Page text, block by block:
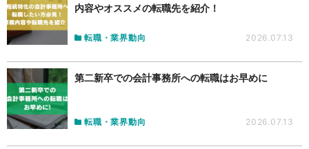
内容やオススメの転職先を紹介！
転職・業界動向 2026.07.13
第二新卒での会計事務所への転職はお早めに
転職・業界動向 2026.07.13